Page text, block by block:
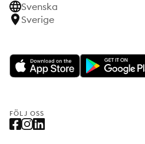
Svenska
Sverige
FÖLJ OSS